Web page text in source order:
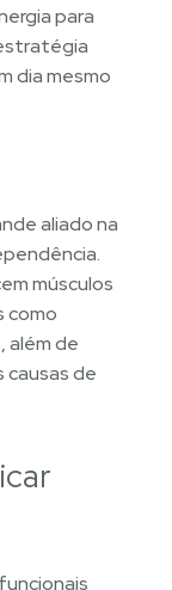
para
dia mesmo
aliado na
músculos
como
além de
causas de